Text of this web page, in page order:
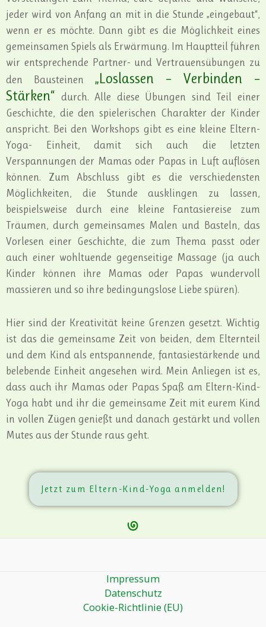
jeder wird von Anfang an mit in die Stunde „eingebaut“,
wenn er es möchte. Dann gibt es die Möglichkeit eines
gemeinsamen Spiels als Erwärmung. Im Hauptteil führen
wir entsprechende Partner- und Vertrauensübungen zu
den Bausteinen „Loslassen – Verbinden –
Stärken“ durch. Alle diese Übungen sind Teil einer
Geschichte, die den spielerischen Charakter der Kinder
anspricht. Bei den Workshops gibt es eine kleine Eltern-
Yoga- Einheit, damit sich auch die letzten
Verspannungen der Mamas oder Papas in Luft auflösen
können. Zum Abschluss gibt es die verschiedensten
Möglichkeiten, die Stunde ausklingen zu lassen,
beispielsweise durch eine kleine Fantasiereise zum
Träumen, durch gemeinsames Malen und Basteln, das
Vorlesen einer Geschichte, die zum Thema passt oder
auch einer wohltuende gegenseitige Massage (ja auch
Kinder können ihre Mamas oder Papas wundervoll
massieren und so ihre bedingungslose Liebe spüren).
Hier sind der Kreativität keine Grenzen gesetzt. Wichtig
ist das die gemeinsame Zeit von beiden, dem Elternteil
und dem Kind als entspannende, fantasiestärkende und
belebende Einheit angesehen wird. Mein Anliegen ist es,
dass auch ihr Mamas oder Papas Spaß am Eltern-Kind-
Yoga habt und ihr die gemeinsame Zeit mit eurem Kind
in vollen Zügen genießt und danach gestärkt und vollen
Mutes aus der Stunde raus geht.
Jetzt zum Eltern-Kind-Yoga anmelden!
Impressum
Datenschutz
Cookie-Richtlinie (EU)